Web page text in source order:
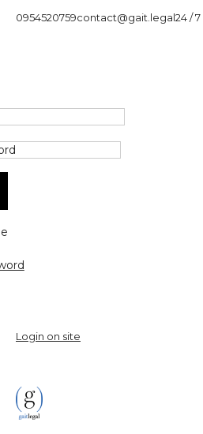
0954520759contact@gait.legal24 / 7
Login on site